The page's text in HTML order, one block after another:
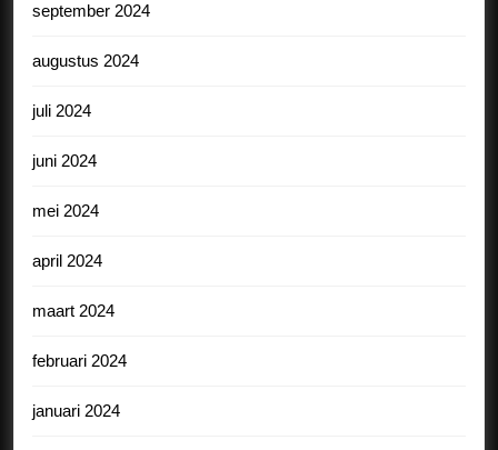
september 2024
augustus 2024
juli 2024
juni 2024
mei 2024
april 2024
maart 2024
februari 2024
januari 2024